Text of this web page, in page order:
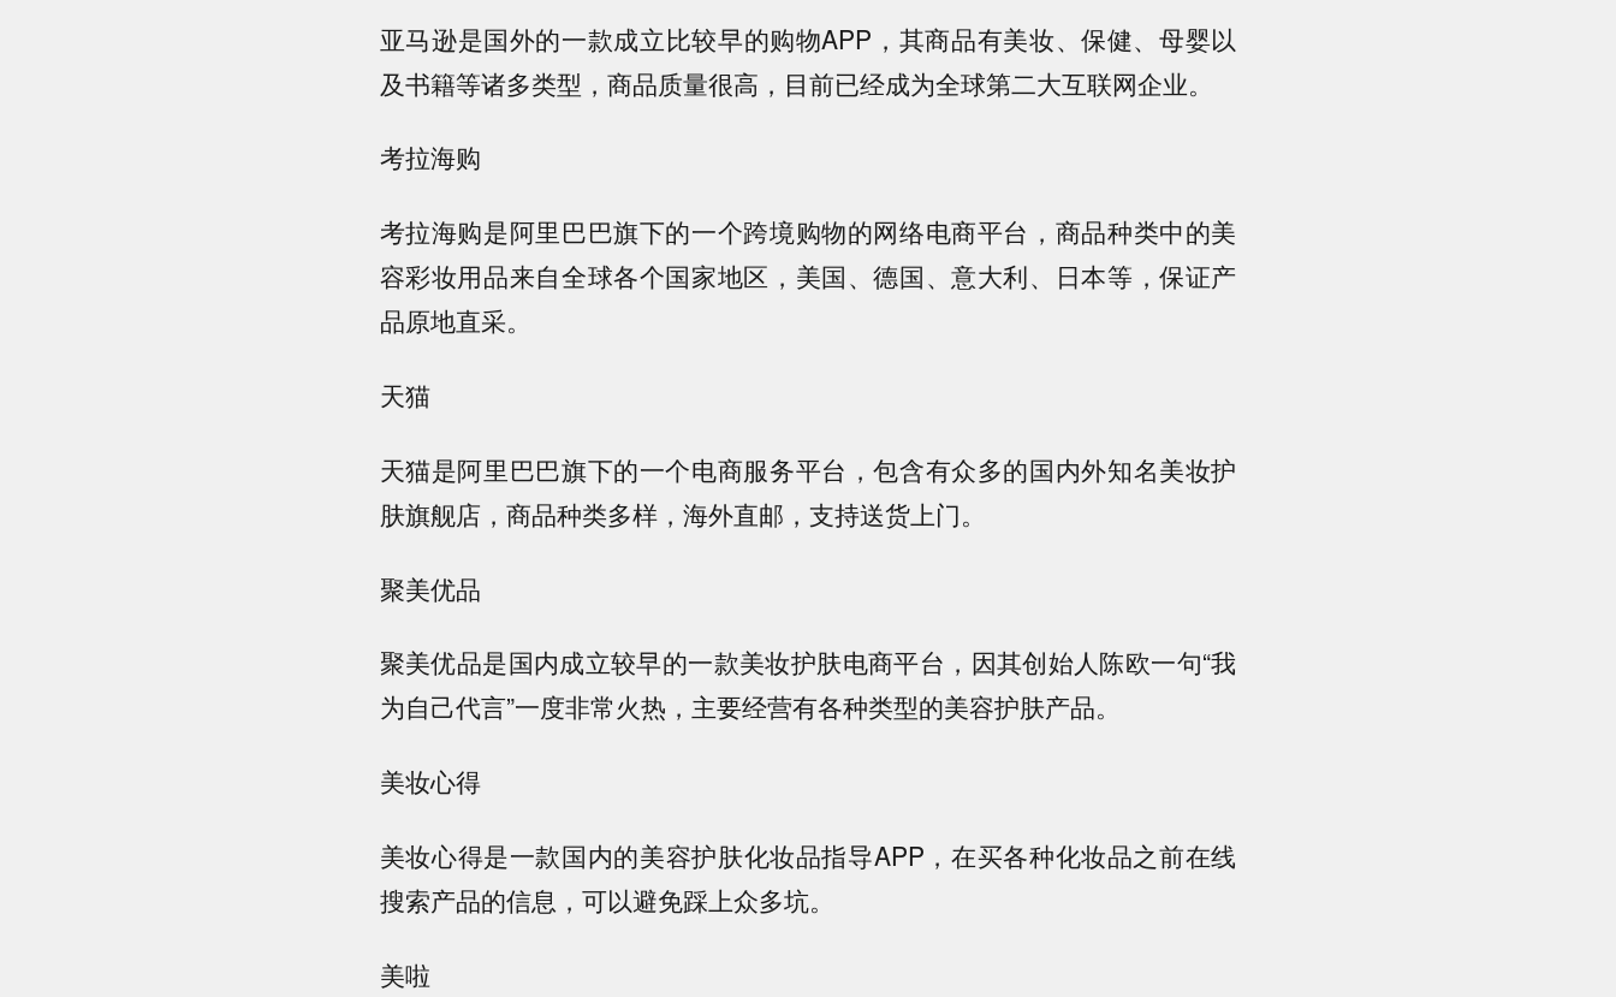
亚马逊是国外的一款成立比较早的购物APP，其商品有美妆、保健、母婴以
及书籍等诸多类型，商品质量很高，目前已经成为全球第二大互联网企业。
考拉海购
考拉海购是阿里巴巴旗下的一个跨境购物的网络电商平台，商品种类中的美
容彩妆用品来自全球各个国家地区，美国、德国、意大利、日本等，保证产
品原地直采。
天猫
天猫是阿里巴巴旗下的一个电商服务平台，包含有众多的国内外知名美妆护
肤旗舰店，商品种类多样，海外直邮，支持送货上门。
聚美优品
聚美优品是国内成立较早的一款美妆护肤电商平台，因其创始人陈欧一句“我
为自己代言”一度非常火热，主要经营有各种类型的美容护肤产品。
美妆心得
美妆心得是一款国内的美容护肤化妆品指导APP，在买各种化妆品之前在线
搜索产品的信息，可以避免踩上众多坑。
美啦